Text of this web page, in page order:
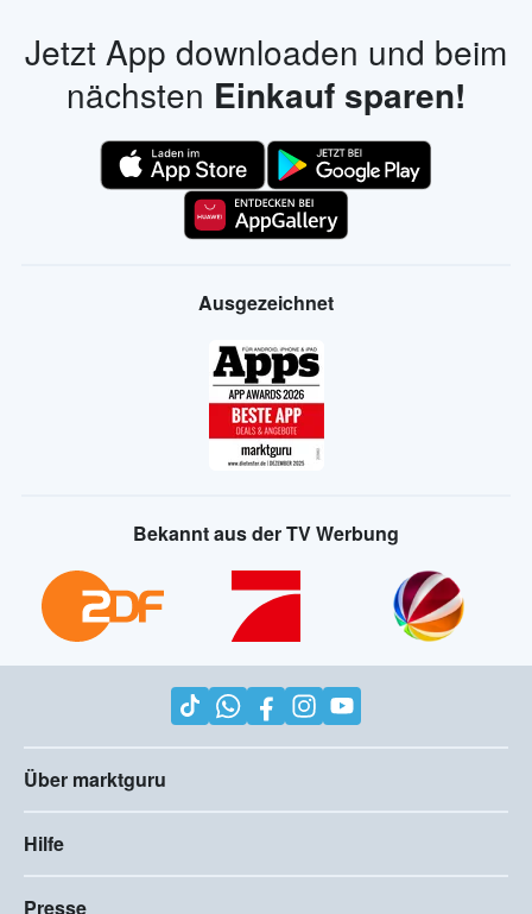
Jetzt App downloaden und beim
nächsten Einkauf sparen!
Ausgezeichnet
Bekannt aus der TV Werbung
Über marktguru
Hilfe
Presse